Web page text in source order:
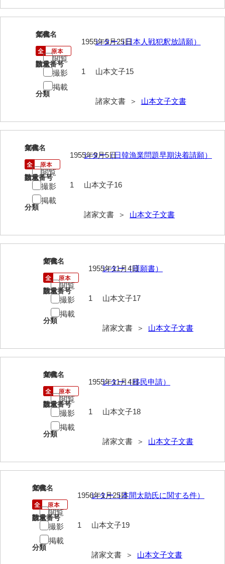
河崎家文書（旧神代村）
河田家文書
河野家文書（美祢市）
河野英男収集資料
岸浩文庫
岸村家文書
木梨家文書
木村家文書（山口市）
木村一人文書
清末毛利家文書
国司家文書
国光家文書
国守家文書
熊谷家文書
熊野家文書（防府市）
蔵田家文書
倉橋家文書
15
文書名
レター（日本人戦犯釈放請願）
請求番号
山本文子15
分類
諸家文書 ＞ 山本文子文書
年代
1955年5月25日
数量
1
閲覧
撮影
掲載
16
文書名
レター（日韓漁業問題早期決着請願）
請求番号
山本文子16
分類
諸家文書 ＞ 山本文子文書
年代
1955年9月5日
数量
1
閲覧
撮影
掲載
17
文書名
レター（嘆願書）
請求番号
山本文子17
分類
諸家文書 ＞ 山本文子文書
年代
1955年11月4日
数量
1
閲覧
撮影
掲載
18
文書名
レター（移民申請）
請求番号
山本文子18
分類
諸家文書 ＞ 山本文子文書
年代
1955年11月4日
数量
1
閲覧
撮影
掲載
19
文書名
レター（本間太助氏に関する件）
請求番号
山本文子19
分類
諸家文書 ＞ 山本文子文書
年代
1956年1月25日
数量
1
閲覧
撮影
掲載